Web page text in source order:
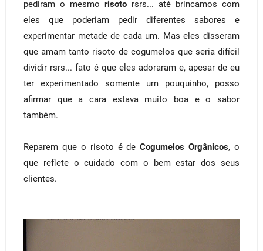
pediram o mesmo risoto rsrs... até brincamos com
eles que poderiam pedir diferentes sabores e
experimentar metade de cada um. Mas eles disseram
que amam tanto risoto de cogumelos que seria difícil
dividir rsrs... fato é que eles adoraram e, apesar de eu
ter experimentado somente um pouquinho, posso
afirmar que a cara estava muito boa e o sabor
também.
Reparem que o risoto é deCogumelos Orgânicos, o
que reflete o cuidado com o bem estar dos seus
clientes.